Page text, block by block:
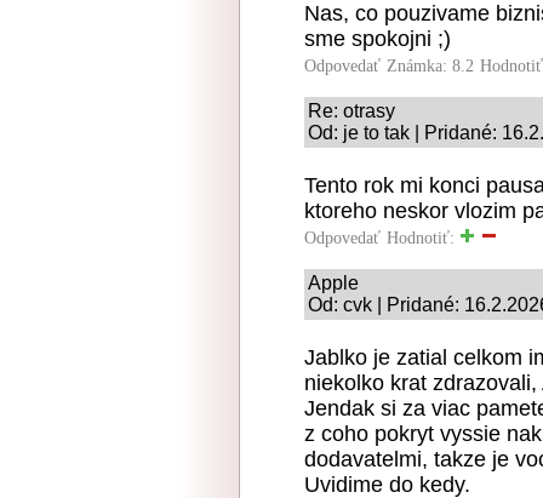
Nas, co pouzivame
sme spokojni ;)
Odpovedať Známka: 8.2
Re: otrasy
Od: je to tak | Pridané:
Tento rok mi konci
ktoreho neskor vlozim
Odpovedať Hodnotiť:
Apple
Od: cvk | Pridané:
Jablko je zatial celkom
niekolko krat
Jendak si za viac
z coho pokryt vyssie
dodavatelmi, takze je
Uvidime do kedy.